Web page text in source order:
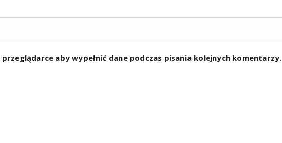
aby wypełnić dane podczas pisania kolejnych komentarzy.